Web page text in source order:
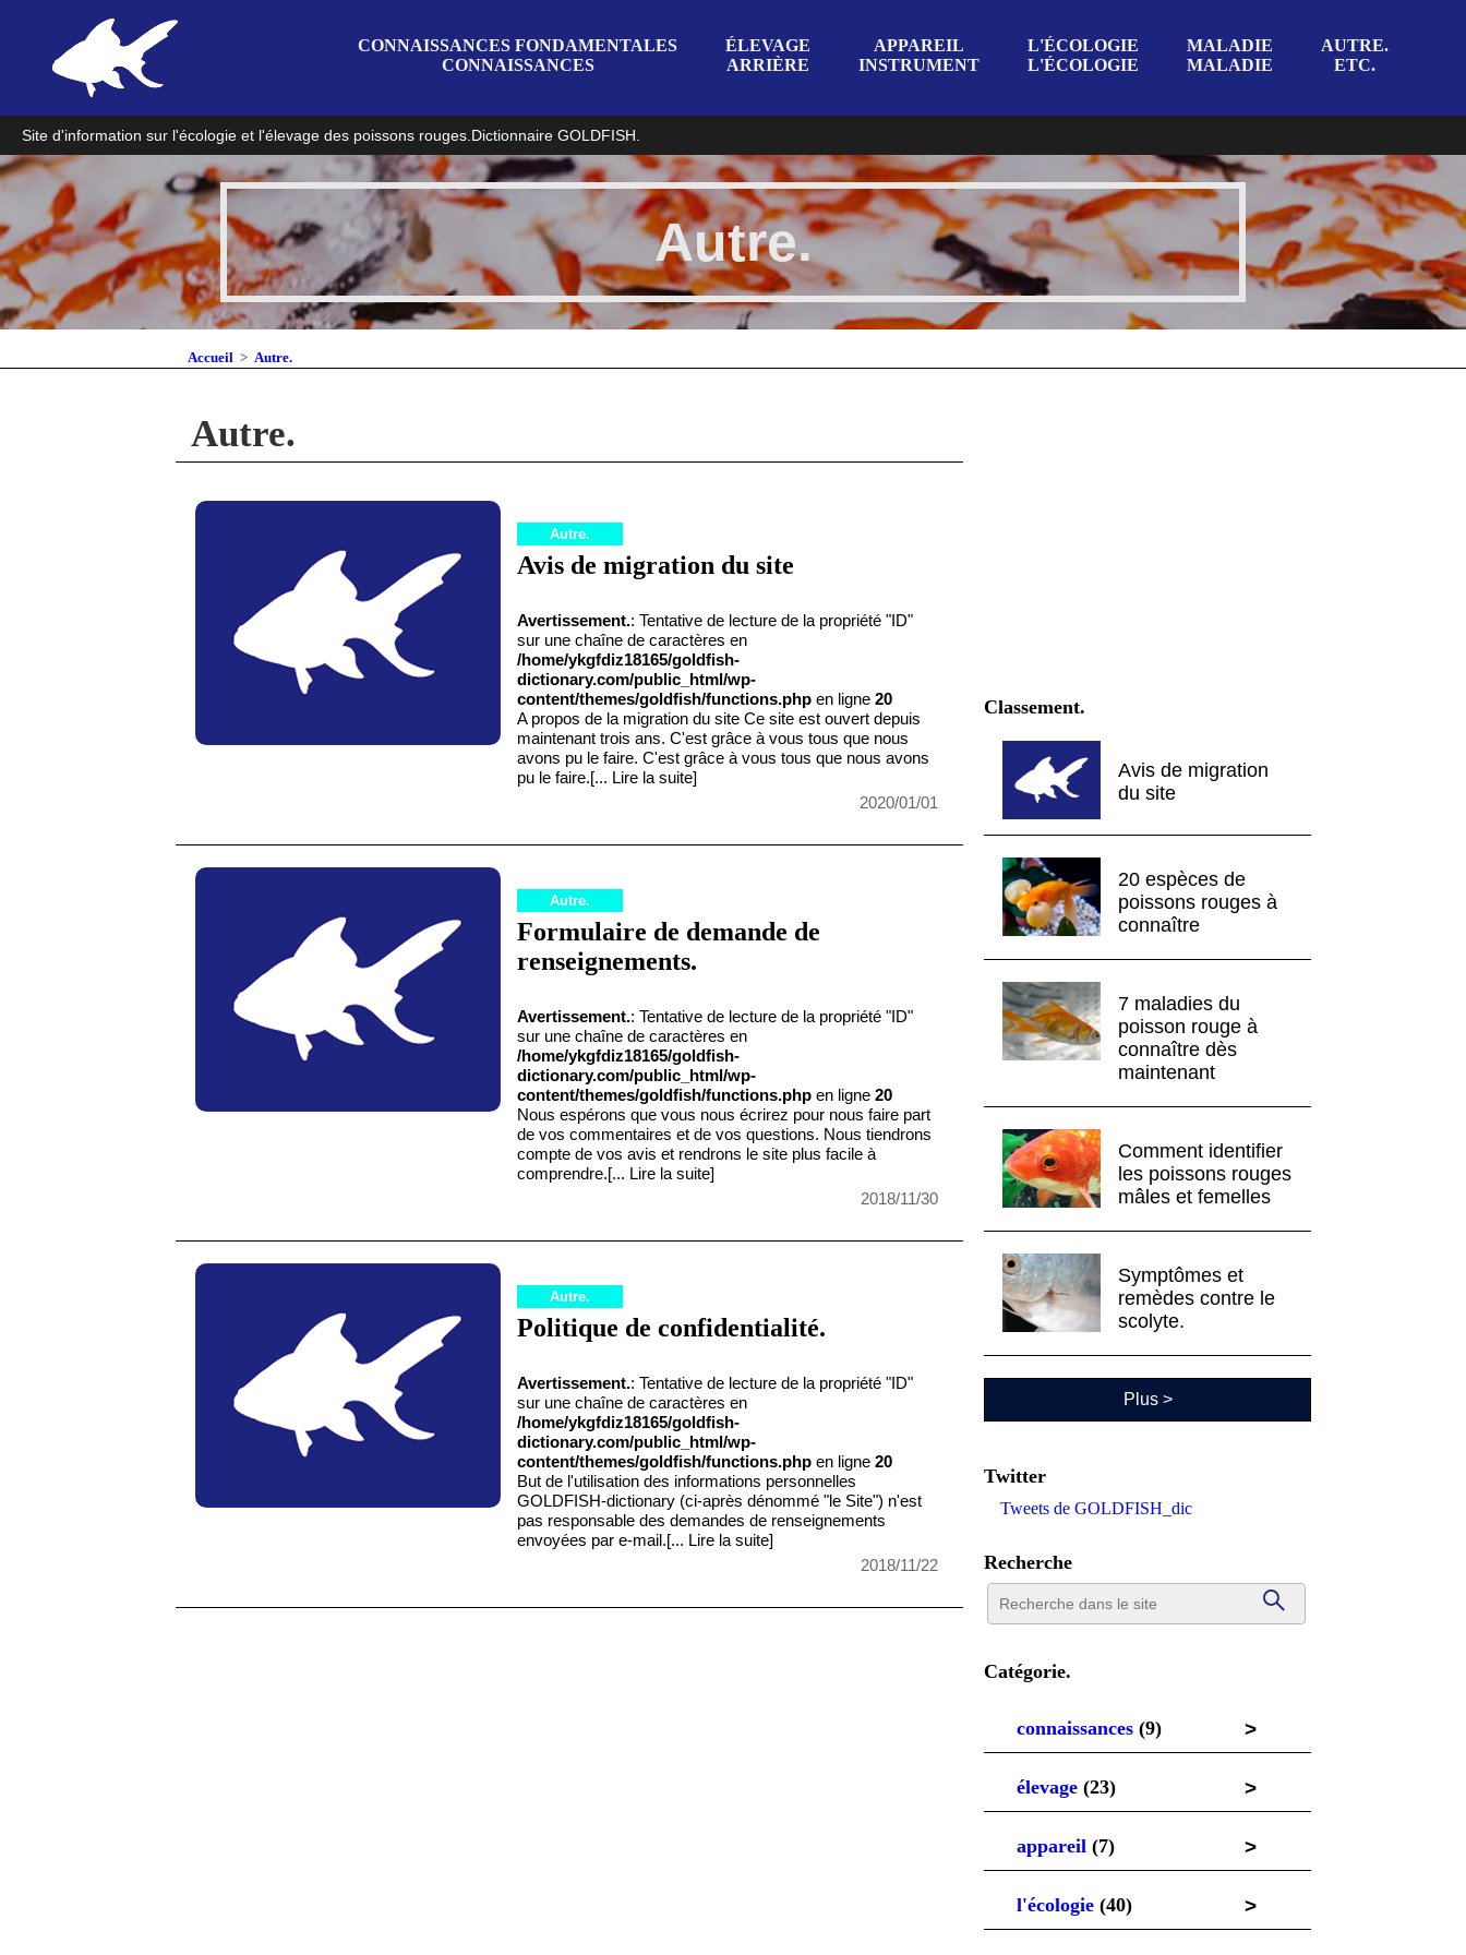
CONNAISSANCES FONDAMENTALES
CONNAISSANCES
ÉLEVAGE
ARRIÈRE
APPAREIL
INSTRUMENT
L'ÉCOLOGIE
L'ÉCOLOGIE
MALADIE
MALADIE
AUTRE.
ETC.
Site d'information sur l'écologie et l'élevage des poissons rouges.Dictionnaire GOLDFISH.
Autre.
Accueil Autre.
Autre.
Autre.
Avis de migration du site
Avertissement.: Tentative de lecture de la propriété "ID"
sur une chaîne de caractères en
/home/ykgfdiz18165/goldfish-
dictionary.com/public_html/wp-
content/themes/goldfish/functions.php en ligne20
A propos de la migration du site Ce site est ouvert depuis
maintenant trois ans. C'est grâce à vous tous que nous
avons pu le faire. C'est grâce à vous tous que nous avons
pu le faire.[... Lire la suite]
2020/01/01
Autre.
Formulaire de demande de
renseignements.
Avertissement.: Tentative de lecture de la propriété "ID"
sur une chaîne de caractères en
/home/ykgfdiz18165/goldfish-
dictionary.com/public_html/wp-
content/themes/goldfish/functions.php en ligne20
Nous espérons que vous nous écrirez pour nous faire part
de vos commentaires et de vos questions. Nous tiendrons
compte de vos avis et rendrons le site plus facile à
comprendre.[... Lire la suite]
2018/11/30
Autre.
Politique de confidentialité.
Avertissement.: Tentative de lecture de la propriété "ID"
sur une chaîne de caractères en
/home/ykgfdiz18165/goldfish-
dictionary.com/public_html/wp-
content/themes/goldfish/functions.php en ligne20
But de l'utilisation des informations personnelles
GOLDFISH-dictionary (ci-après dénommé "le Site") n'est
pas responsable des demandes de renseignements
envoyées par e-mail.[... Lire la suite]
2018/11/22
Classement.
Avis de migration
du site
20 espèces de
poissons rouges à
connaître
7 maladies du
poisson rouge à
connaître dès
maintenant
Comment identifier
les poissons rouges
mâles et femelles
Symptômes et
remèdes contre le
scolyte.
Plus >
Twitter
Tweets de GOLDFISH_dic
Recherche
Catégorie.
connaissances (9) >
élevage (23) >
appareil (7) >
l'écologie (40) >